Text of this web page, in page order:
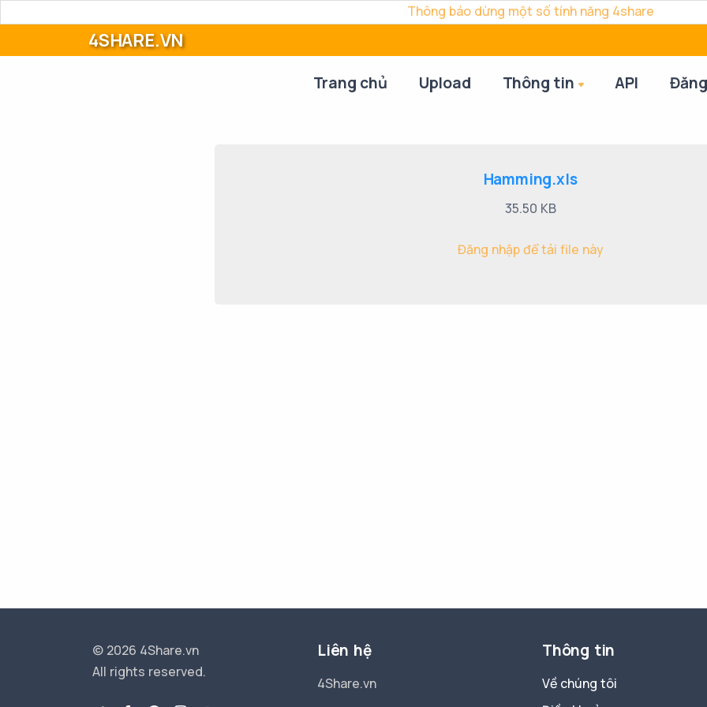
Thông báo dừng một số tính năng 4share
4SHARE.VN
Trang chủ Upload Thông tin API
Hamming.xls
35.50 KB
Đăng nhập để tải file này
© 2026 4Share.vn
All rights reserved.
Liên hệ
4Share.vn
Thông tin
Về chúng tôi